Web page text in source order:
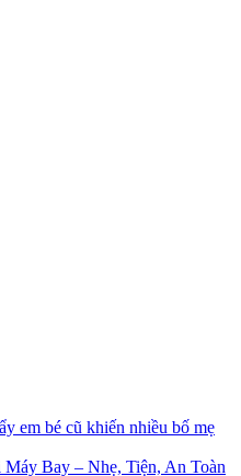
em bé cũ khiến nhiều bố mẹ
Bay – Nhẹ, Tiện, An Toàn